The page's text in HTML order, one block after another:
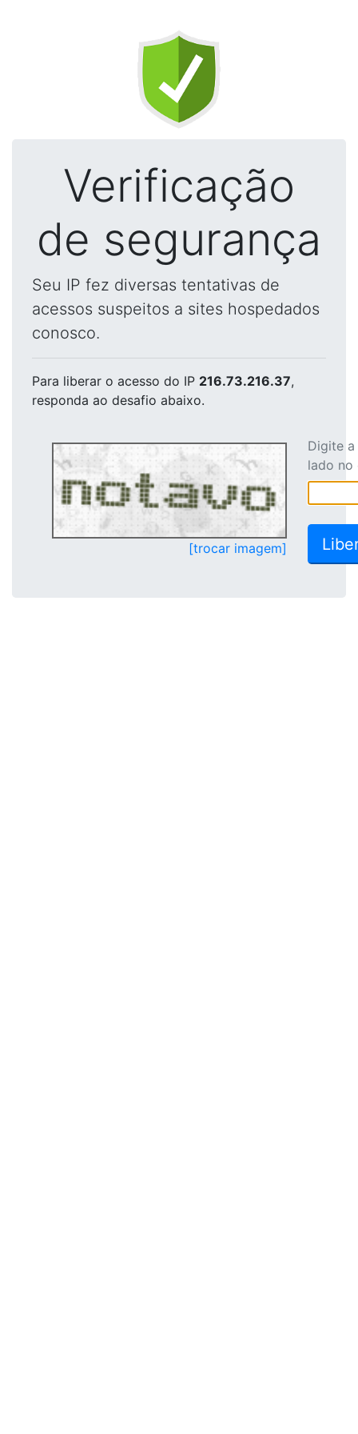
Verificação
de segurança
Seu IP fez diversas tentativas de
acessos suspeitos a sites hospedados
conosco.
Para liberar o acesso do IP 216.73.216.37,
responda ao desafio abaixo.
[trocar imagem]
Digite
lado no